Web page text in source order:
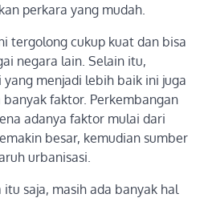
perkara yang mudah.
tergolong cukup kuat dan bisa
negara lain. Selain itu,
menjadi lebih baik ini juga
faktor. Perkembangan
adanya faktor mulai dari
besar, kemudian sumber
urbanisasi.
saja, masih ada banyak hal